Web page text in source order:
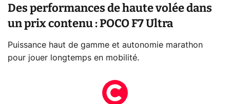
Des performances de haute volée dans
un prix contenu : POCO F7 Ultra
Puissance haut de gamme et autonomie marathon
pour jouer longtemps en mobilité.